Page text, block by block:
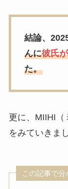
結論、
んに彼氏が
た。
更に、MIIHI（
をみていきま
この記事で分